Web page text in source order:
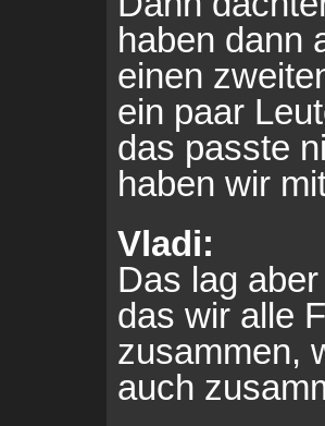
haben dann
einen
ein paar
das passte
haben wir
Vladi:
Das lag
das wir alle
zusammen,
auch